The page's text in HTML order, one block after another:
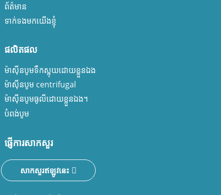
ព័ត៌មាន
ទាក់ទងមកយើងខ្ញុំ
ផលិតផល
ម៉ាស៊ីនបូមទឹកស្អុយដោយខ្លួនឯង
ម៉ាស៊ីនបូម centrifugal
ម៉ាស៊ីនបូមធូលីដោយខ្លួនឯង។
បំពង់បូម
ផ្ញើការសាកសួរ
សាកសួរឥឡូវនេះ